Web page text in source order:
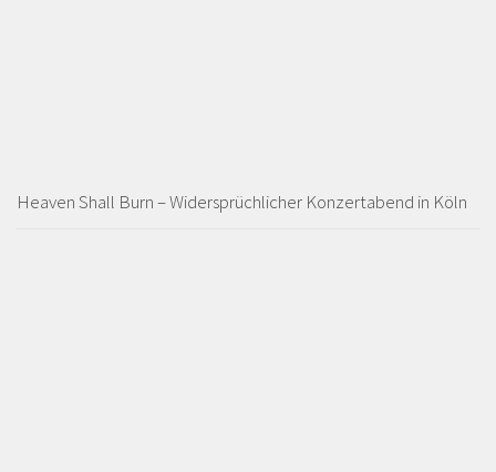
Heaven Shall Burn – Widersprüchlicher Konzertabend in Köln